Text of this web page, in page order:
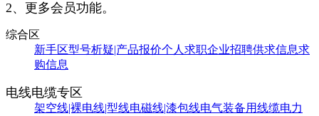
2、更多会员功能。
综合区
新手区型号析疑|产品报价个人求职企业招聘供求信息求
购信息
电线电缆专区
架空线|裸电线|型线电磁线|漆包线电气装备用线缆电力